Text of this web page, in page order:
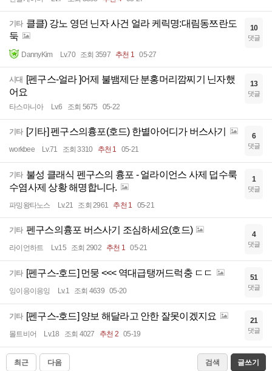
기타 클클) 강노 영던 닌자 사건 얼라 케릭명:대림동쯔란도
둑
DannyKim Lv.70 조회 3597 추천 1 05-27
10
댓글
시대 [펜구스-얼라 ]어제 불뱀제단 분홍머리깜찌기 닌자했
어요
타스마니아 Lv.6 조회 5675 05-22
13
댓글
기타 [기타] 펜구스의흉포(호드) 한별아어디가 버스사기
workbee Lv.71 조회 3310 추천 1 05-21
6
댓글
기타 불성 클래식 펜구스의 흉포 - 얼라이언스 사제 덥수룩
수염사제 상황 해명합니다.
파밍왕타노스 Lv.21 조회 2961 추천 1 05-21
1
댓글
기타 펜구스의흉포 버스사기 조심하세요(호드)
라이언하트 Lv.15 조회 2902 추천 1 05-21
4
댓글
기타 [펜구스-호드] 먼뭉 <<< 역대급탱꺼드럭충 ㄷㄷ
잉이응이응잉 Lv.1 조회 4639 05-20
51
댓글
기타 [펜구스-호드] 양보 해달라고 안한 잘못이겠지요
몰트비어 Lv.18 조회 4027 추천 2 05-19
21
댓글
최근 다음 검색 글쓰기